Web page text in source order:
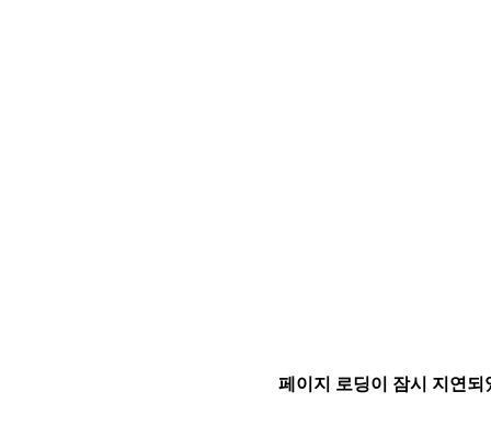
페이지 로딩이 잠시 지연